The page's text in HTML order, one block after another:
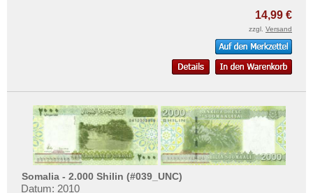
14,99 €
zzgl. Versand
Somalia - 2.000 Shilin (#039_UNC)
Datum: 2010